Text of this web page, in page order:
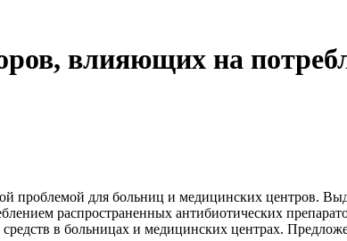
влияющих на
проблемой для больниц и медицинских центров.
распространенных антибиотических
в больницах и медицинских центрах.